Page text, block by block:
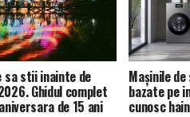
sa stii inainte de
Ghidul complet
de 15 ani
Mașinile
bazate pe
cunosc